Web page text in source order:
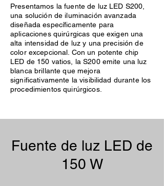
Presentamos la fuente de luz LED S200,
una solución de iluminación avanzada
diseñada específicamente para
aplicaciones quirúrgicas que exigen una
alta intensidad de luz y una precisión de
color excepcional. Con un potente chip
LED de 150 vatios, la S200 emite una luz
blanca brillante que mejora
significativamente la visibilidad durante los
procedimientos quirúrgicos.
Fuente de luz LED de
150 W